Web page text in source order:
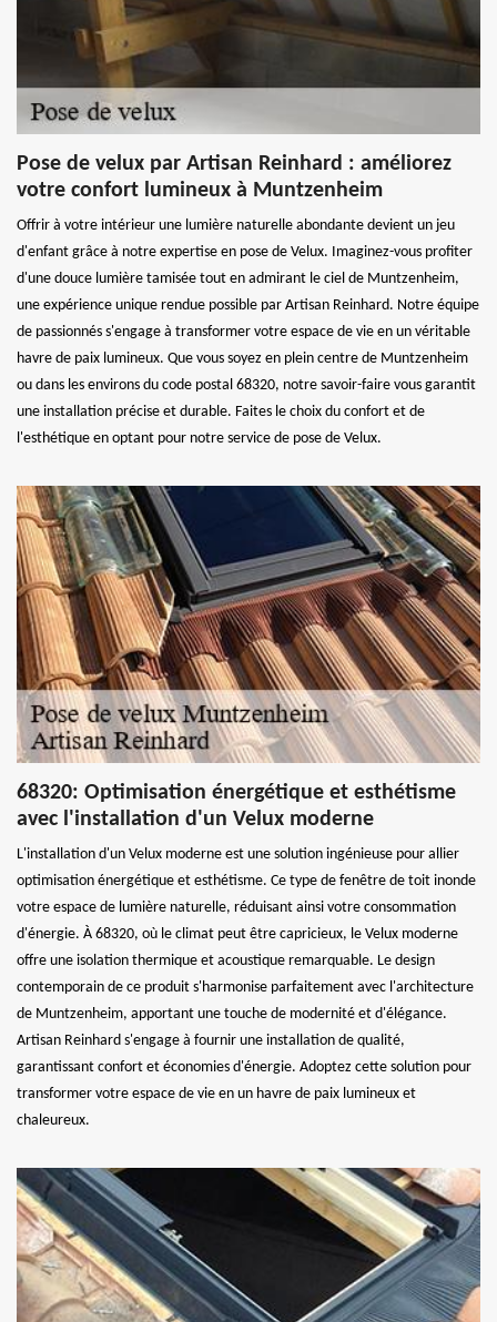
Pose de velux par Artisan Reinhard : améliorez
votre confort lumineux à Muntzenheim
Offrir à votre intérieur une lumière naturelle abondante devient un jeu
d'enfant grâce à notre expertise en pose de Velux. Imaginez-vous profiter
d'une douce lumière tamisée tout en admirant le ciel de Muntzenheim,
une expérience unique rendue possible par Artisan Reinhard. Notre équipe
de passionnés s'engage à transformer votre espace de vie en un véritable
havre de paix lumineux. Que vous soyez en plein centre de Muntzenheim
ou dans les environs du code postal 68320, notre savoir-faire vous garantit
une installation précise et durable. Faites le choix du confort et de
l'esthétique en optant pour notre service de pose de Velux.
68320: Optimisation énergétique et esthétisme
avec l'installation d'un Velux moderne
L'installation d'un Velux moderne est une solution ingénieuse pour allier
optimisation énergétique et esthétisme. Ce type de fenêtre de toit inonde
votre espace de lumière naturelle, réduisant ainsi votre consommation
d'énergie. À 68320, où le climat peut être capricieux, le Velux moderne
offre une isolation thermique et acoustique remarquable. Le design
contemporain de ce produit s'harmonise parfaitement avec l'architecture
de Muntzenheim, apportant une touche de modernité et d'élégance.
Artisan Reinhard s'engage à fournir une installation de qualité,
garantissant confort et économies d'énergie. Adoptez cette solution pour
transformer votre espace de vie en un havre de paix lumineux et
chaleureux.